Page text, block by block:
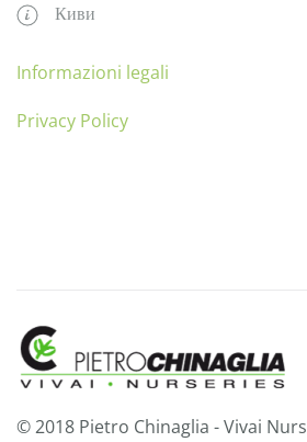
Киви
Informazioni legali
Privacy Policy
© 2018 Pietro Chinaglia - Vivai